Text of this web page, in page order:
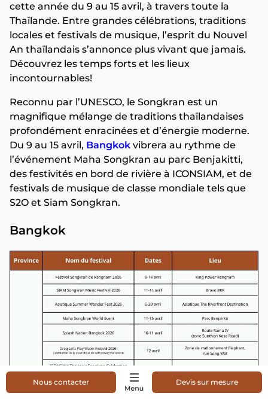
cette année du 9 au 15 avril, à travers toute la
Thaïlande. Entre grandes célébrations, traditions
locales et festivals de musique, l’esprit du Nouvel
An thaïlandais s’annonce plus vivant que jamais.
Découvrez les temps forts et les lieux
incontournables!
Reconnu par l’UNESCO, le Songkran est un
magnifique mélange de traditions thaïlandaises
profondément enracinées et d’énergie moderne.
Du 9 au 15 avril, Bangkok vibrera au rythme de
l’événement Maha Songkran au parc Benjakitti,
des festivités en bord de rivière à ICONSIAM, et de
festivals de musique de classe mondiale tels que
S2O et Siam Songkran.
Bangkok
Nous contacter Devis sur mesure